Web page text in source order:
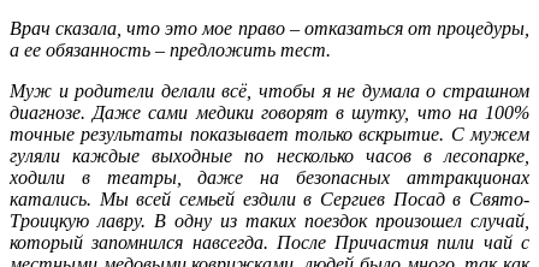
Врач сказала, что это мое право – отказаться от процедуры,
а ее обязанность – предложить тест.
Муж и родители делали всё, чтобы я не думала о страшном
диагнозе. Даже сами медики говорят в шутку, что на 100%
точные результаты показывает только вскрытие. С мужем
гуляли каждые выходные по несколько часов в лесопарке,
ходили в театры, даже на безопасных аттракционах
катались. Мы всей семьей ездили в Сергиев Посад в Свято-
Троицкую лавру. В одну из таких поездок произошел случай,
который запомнился навсегда. После Причастия пили чай с